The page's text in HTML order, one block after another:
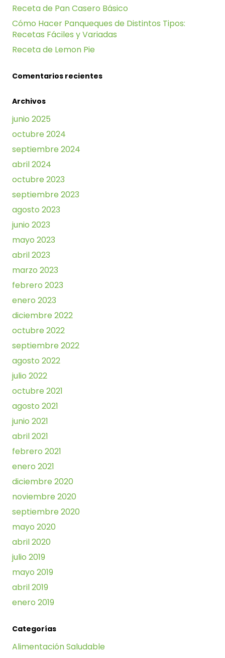
Receta de Pan Casero Básico
Cómo Hacer Panqueques de Distintos Tipos:
Recetas Fáciles y Variadas
Receta de Lemon Pie
Comentarios recientes
Archivos
junio 2025
octubre 2024
septiembre 2024
abril 2024
octubre 2023
septiembre 2023
agosto 2023
junio 2023
mayo 2023
abril 2023
marzo 2023
febrero 2023
enero 2023
diciembre 2022
octubre 2022
septiembre 2022
agosto 2022
julio 2022
octubre 2021
agosto 2021
junio 2021
abril 2021
febrero 2021
enero 2021
diciembre 2020
noviembre 2020
septiembre 2020
mayo 2020
abril 2020
julio 2019
mayo 2019
abril 2019
enero 2019
Categorías
Alimentación Saludable